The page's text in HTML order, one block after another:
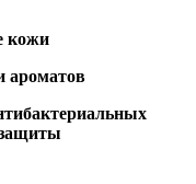
кожи
ароматов
защиты